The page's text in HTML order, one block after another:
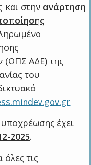
και στην ανάρτηση
(ΟΠΣ ΑΔΕ) της
του
έχει
2025.
τις